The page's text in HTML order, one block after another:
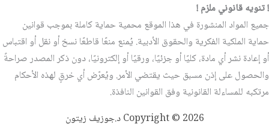
! تنويه قانوني ملزم !
جميع المواد المنشورة في هذا الموقع محمية حماية كاملة بموجب قوانين
حماية الملكية الفكرية والحقوق الأدبية. يُمنع منعًا قاطعًا نسخ أو نقل أو اقتباس
أو إعادة نشر أي مادة، كليًا أو جزئيًا، ورقيًا أو إلكترونيًا، دون ذكر المصدر صراحةً
والحصول على إذن مسبق حيث يقتضي الأمر. ويُعرّض أي خرقٍ لهذه الأحكام
مرتكبه للمساءلة القانونية وفق القوانين النافذة.
Copyright © 2026 د.جوزيف زيتون